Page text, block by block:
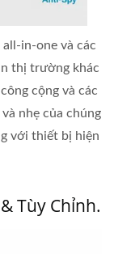
in-one và các
thị trường khác
cộng và các
nhẹ của chúng
với thiết bị hiện
Tùy Chỉnh.